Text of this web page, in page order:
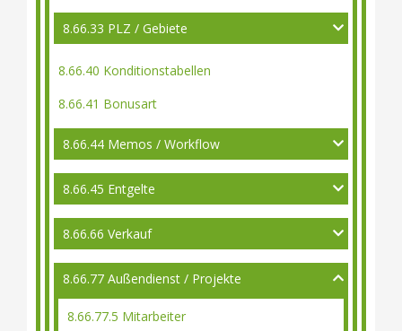
8.66.33 PLZ / Gebiete
8.66.40 Konditionstabellen
8.66.41 Bonusart
8.66.44 Memos / Workflow
8.66.45 Entgelte
8.66.66 Verkauf
8.66.77 Außendienst / Projekte
8.66.77.5 Mitarbeiter